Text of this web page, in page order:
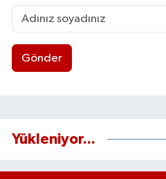
Gönder
Yükleniyor...